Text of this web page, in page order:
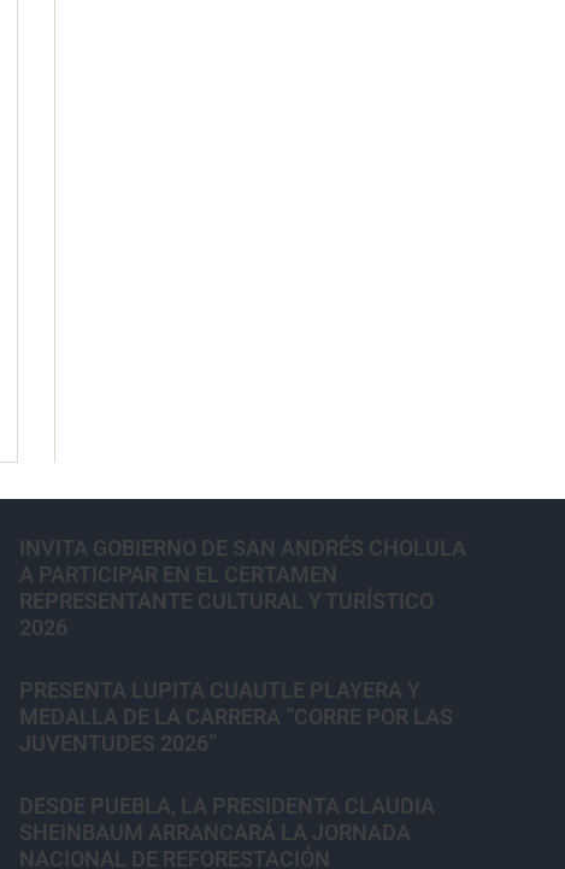
INVITA GOBIERNO DE SAN ANDRÉS CHOLULA
A PARTICIPAR EN EL CERTAMEN
REPRESENTANTE CULTURAL Y TURÍSTICO
2026
PRESENTA LUPITA CUAUTLE PLAYERA Y
MEDALLA DE LA CARRERA “CORRE POR LAS
JUVENTUDES 2026”
DESDE PUEBLA, LA PRESIDENTA CLAUDIA
SHEINBAUM ARRANCARÁ LA JORNADA
NACIONAL DE REFORESTACIÓN